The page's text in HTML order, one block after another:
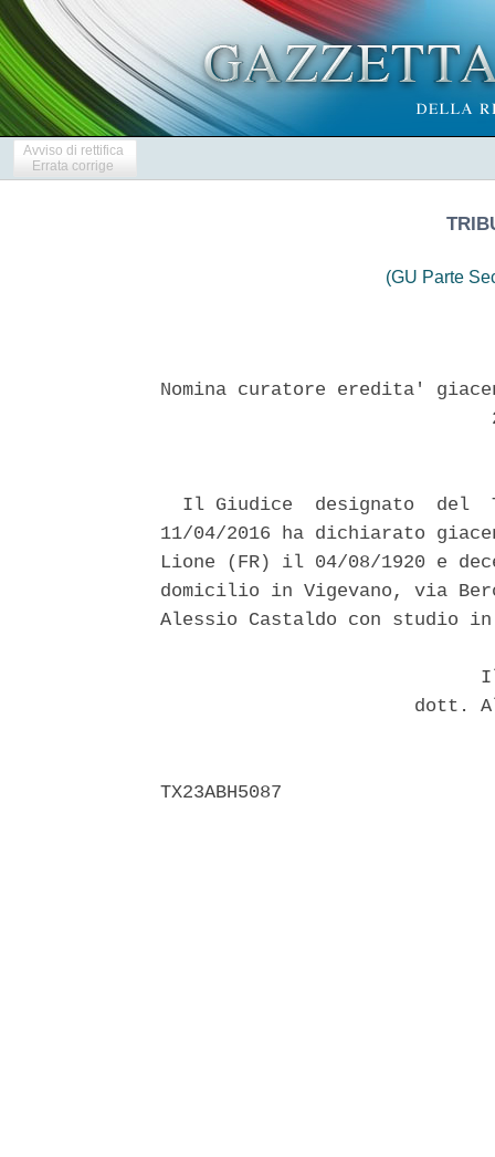
Avviso di rettifica
Errata corrige
(GU Parte
Nomina curatore eredita'
Il Giudice  designato  del
11/04/2016 ha dichiarato
Lione (FR) il 04/08/1920 e
domicilio in Vigevano, via
Alessio Castaldo con studio
dott.